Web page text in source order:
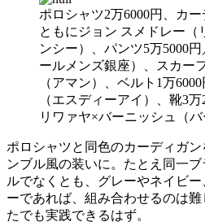
ポロシャツ2万6000円、カ
ともにジョン スメドレー（
ンシー）、パンツ5万5000
ールメンズ銀座）、スカー
（アマン）、ベルト1万
（エスディーアイ）、靴3
リワァヤ×バーニッシュ（バ
ポロシャツと同色のカーディガ
ンブル風の装いに。たとえ同一
ルでなくとも、グレーやネイビ
ーであれば、組み合わせるのは
たでも実践できるはず。